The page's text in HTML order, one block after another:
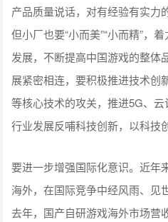
产品质量说话，对有经验有实力
但小厂也要“小而美”“小而精”，
发展，不断提高中国游戏的整体
展紧密相连，要积极推进技术创
等核心技术的攻关，推进5G、
行业发展反哺科技创新，以科技
要进一步增强国际化意识。近年
海外，在国际竞争中经风雨、见
去年，国产自研游戏海外市场营